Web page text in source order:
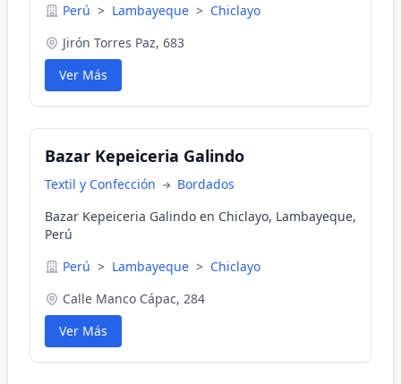
Perú > Lambayeque > Chiclayo
Jirón Torres Paz, 683
Ver Más
Bazar Kepeiceria Galindo
Textil y Confección
Bordados
Bazar Kepeiceria Galindo en Chiclayo, Lambayeque,
Perú
Perú > Lambayeque > Chiclayo
Calle Manco Cápac, 284
Ver Más